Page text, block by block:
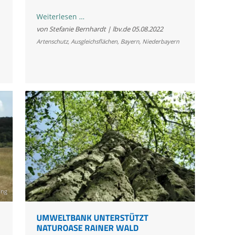
Weiterlesen …Mehr
Artenvielfalt
durch
von Stefanie Bernhardt | lbv.de05.08.2022
Artenschutz, Ausgleichsflächen, Bayern, Niederbayern
UMWELTBANK UNTERSTÜTZT
NATUROASE RAINER WALD